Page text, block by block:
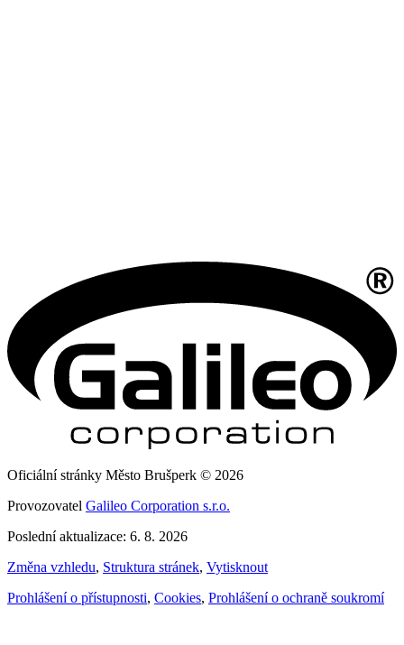
Oficiální stránky Město Brušperk © 2026
Provozovatel Galileo Corporation s.r.o.
Poslední aktualizace: 6. 8. 2026
Změna vzhledu, Struktura stránek, Vytisknout
Prohlášení o přístupnosti, Cookies, Prohlášení o ochraně soukromí